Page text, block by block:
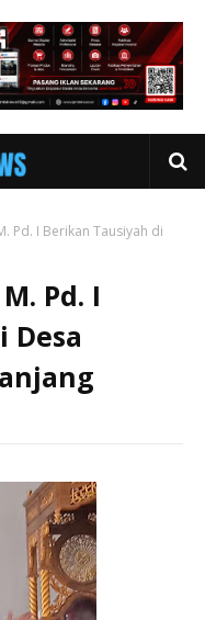
Pd. I Berikan Tausiyah di
Pd. I
Desa